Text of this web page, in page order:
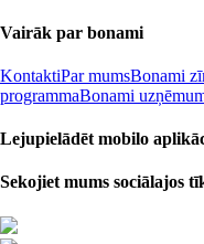
Vairāk par bonami
KontaktiPar mumsBonami
programmaBonami
Lejupielādēt mobilo
Sekojiet mums sociālajos